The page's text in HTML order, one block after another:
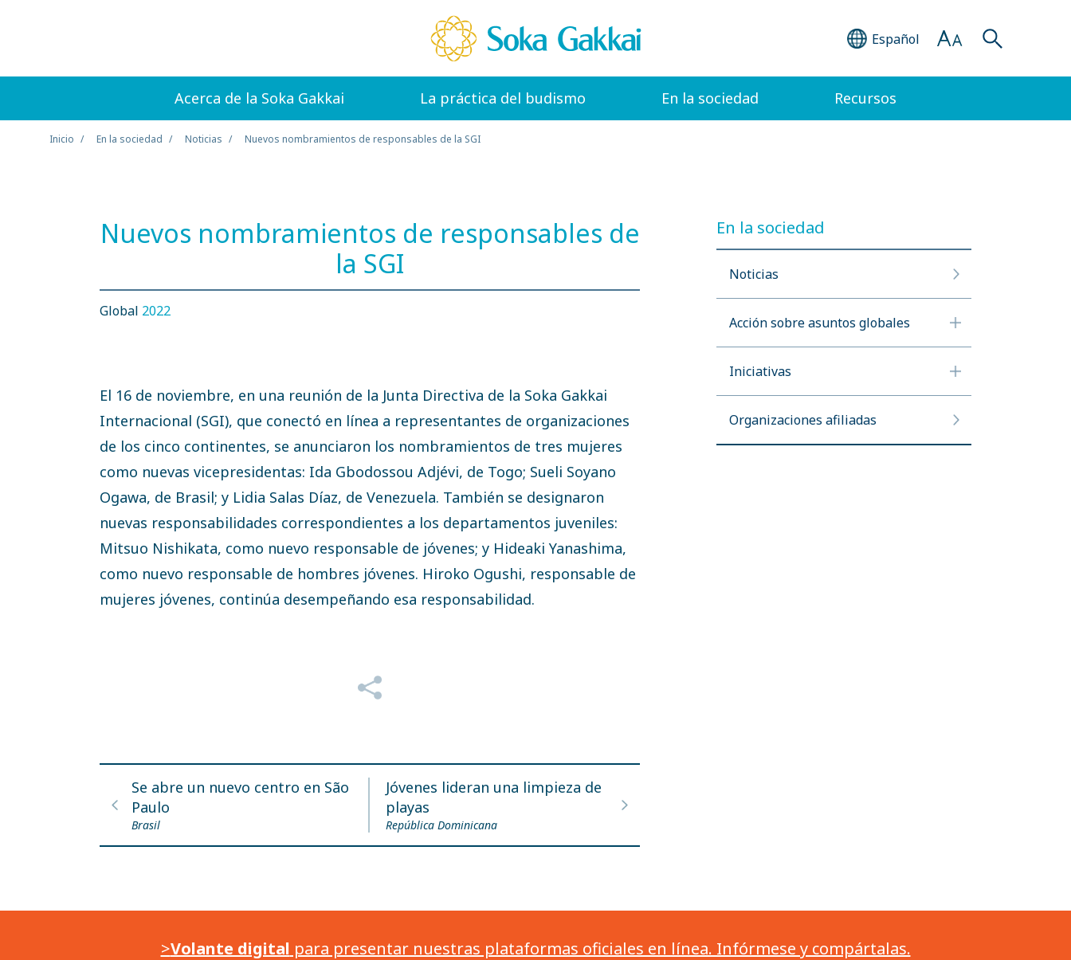
Español
Acerca de la Soka Gakkai La práctica del budismo En la sociedad Recursos
Inicio En la sociedad Noticias Nuevos nombramientos de responsables de la SGI
Nuevos nombramientos de responsables de
la SGI
Global 2022
El 16 de noviembre, en una reunión de la Junta Directiva de la Soka Gakkai
Internacional (SGI), que conectó en línea a representantes de organizaciones
de los cinco continentes, se anunciaron los nombramientos de tres mujeres
como nuevas vicepresidentas: Ida Gbodossou Adjévi, de Togo; Sueli Soyano
Ogawa, de Brasil; y Lidia Salas Díaz, de Venezuela. También se designaron
nuevas responsabilidades correspondientes a los departamentos juveniles:
Mitsuo Nishikata, como nuevo responsable de jóvenes; y Hideaki Yanashima,
como nuevo responsable de hombres jóvenes. Hiroko Ogushi, responsable de
mujeres jóvenes, continúa desempeñando esa responsabilidad.
Se abre un nuevo centro en São
Paulo
Brasil
Jóvenes lideran una limpieza de
playas
República Dominicana
En la sociedad
Noticias
Acción sobre asuntos globales
Iniciativas
Organizaciones afiliadas
>Volante digital para presentar nuestras plataformas oficiales en línea. Infórmese y compártalas.